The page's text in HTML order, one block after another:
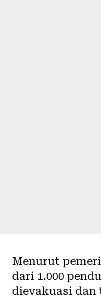
Menurut
dari 1.000
dievakuasi dan